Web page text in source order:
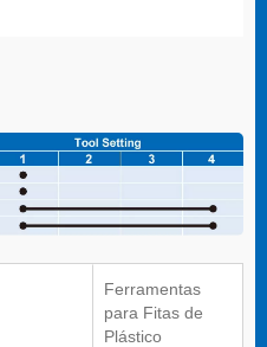
Ferramentas
para Fitas de
Plástico